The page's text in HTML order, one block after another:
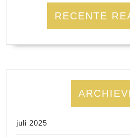
RECENTE
juli 2025